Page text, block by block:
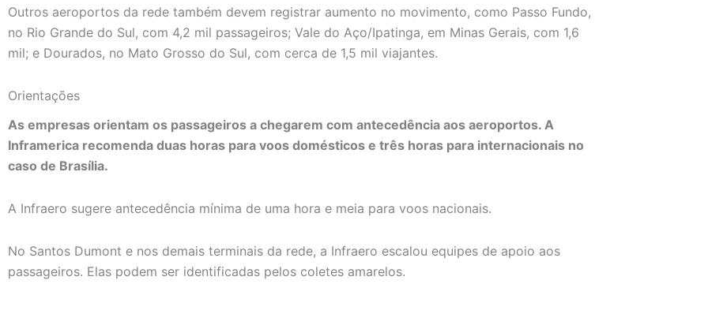
Outros aeroportos da rede também devem registrar aumento no movimento, como Passo Fundo,
no Rio Grande do Sul, com 4,2 mil passageiros; Vale do Aço/Ipatinga, em Minas Gerais, com 1,6
mil; e Dourados, no Mato Grosso do Sul, com cerca de 1,5 mil viajantes.
Orientações
As empresas orientam os passageiros a chegarem com antecedência aos aeroportos. A
Inframerica recomenda duas horas para voos domésticos e três horas para internacionais no
caso de Brasília.
A Infraero sugere antecedência mínima de uma hora e meia para voos nacionais.
No Santos Dumont e nos demais terminais da rede, a Infraero escalou equipes de apoio aos
passageiros. Elas podem ser identificadas pelos coletes amarelos.